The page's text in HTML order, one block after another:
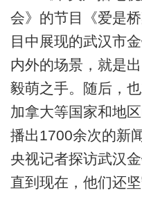
会》的节目《爱是
目中展现的武汉市
内外的场景，就是
毅萌之手。随后，
加拿大等国家和地
播出1700余次的新
央视记者探访武汉
直到现在，他们还